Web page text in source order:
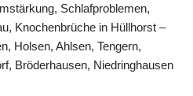
Schlafproblemen,
Knochenbrüche in Hüllhorst –
Holsen, Ahlsen, Tengern,
Bröderhausen, Niedringhausen